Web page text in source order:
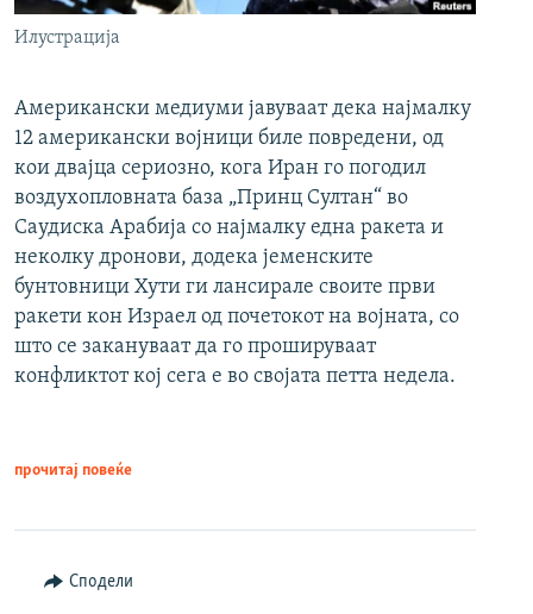
Илустрација
Американски медиуми јавуваат дека најмалку
12 американски војници биле повредени, од
кои двајца сериозно, кога Иран го погодил
воздухопловната база „Принц Султан“ во
Саудиска Арабија со најмалку една ракета и
неколку дронови, додека јеменските
бунтовници Хути ги лансирале своите први
ракети кон Израел од почетокот на војната, со
што се закануваат да го прошируваат
конфликтот кој сега е во својата петта недела.
прочитај повеќе
Сподели